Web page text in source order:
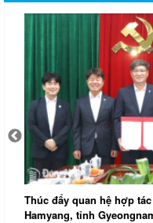
Thúc đẩy quan hệ hợp
Hamyang, tỉnh